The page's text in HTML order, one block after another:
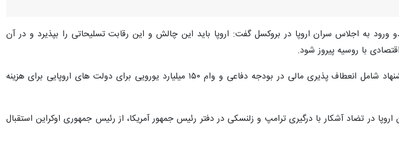
ورود به اجلاس سران اروپا در بروکسل گفت: اروپا باید این چالش و این رقابت تسلیحاتی را بپذیرد و در آن
با روسیه پیروز شود.
بسیاری از رهبران اروپا پیشنهاد کمیسیون اروپا در این هفته را ستودند. این پیشنهاد شامل انعطاف پذیری مالی در بودجه دفاعی و وام ۱۵۰ میلیارد یورویی برای دولت های اروپایی برای هزینه
در تضاد آشکار با درگیری ترامپ و زلنسکی در دفتر رئیس جمهور آمریکا، از رئیس جمهوری اوکراین استقبال